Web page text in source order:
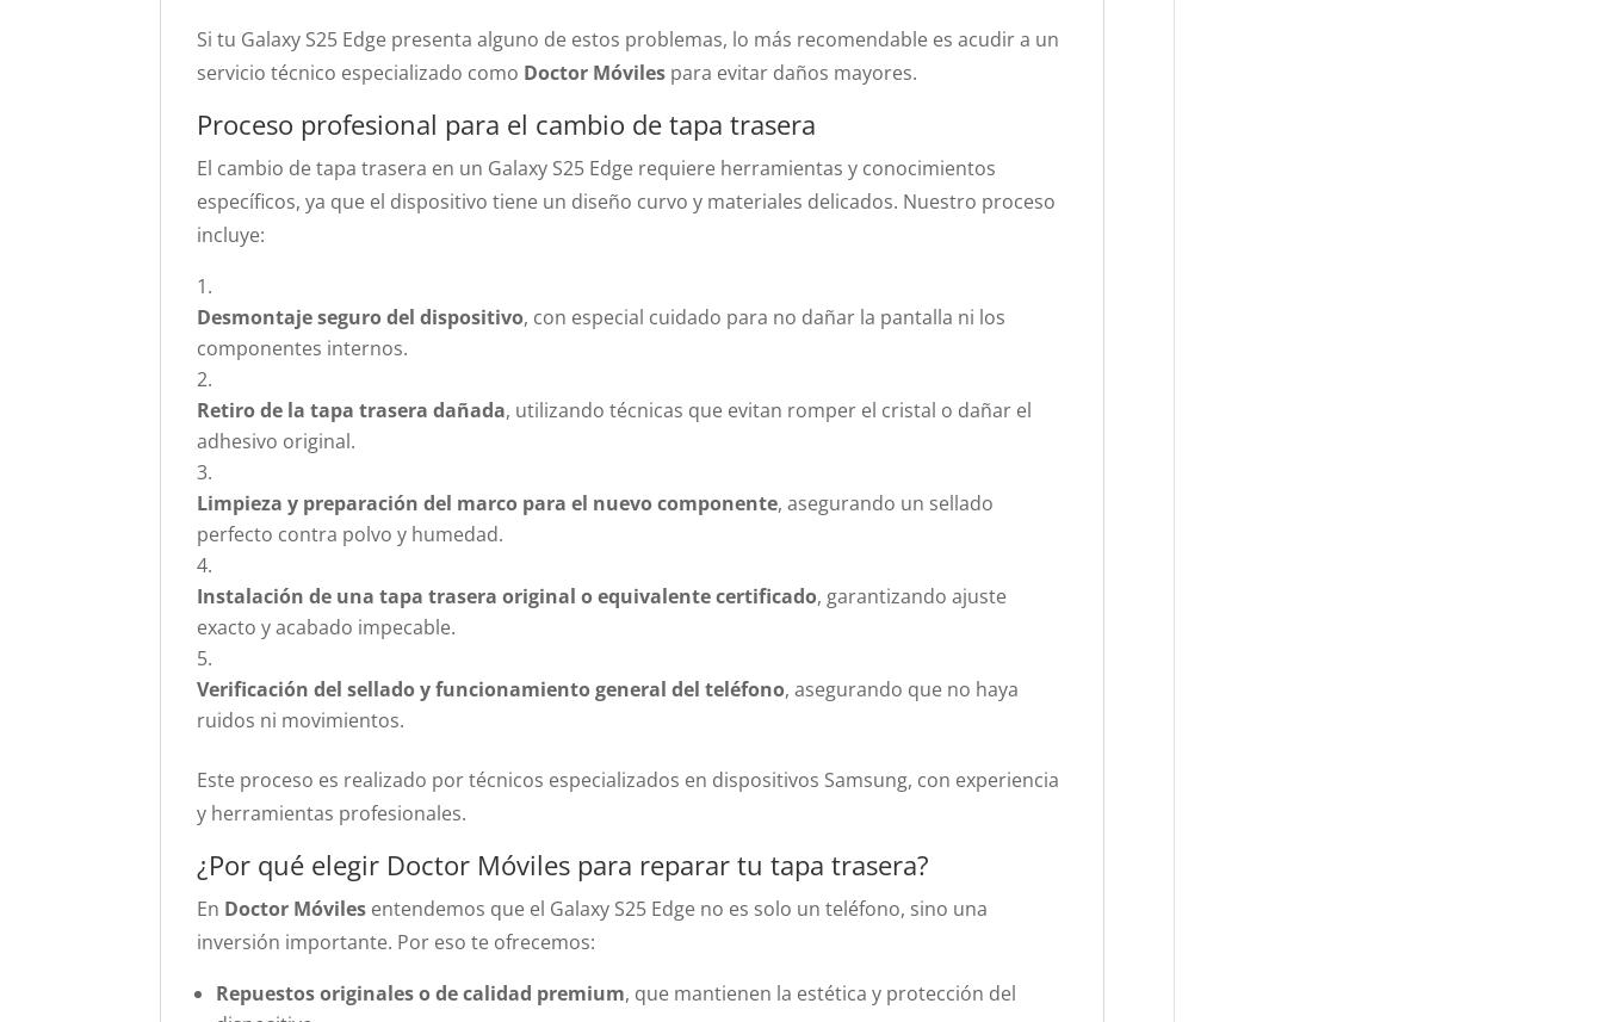
Si tu Galaxy S25 Edge presenta alguno de estos problemas, lo más recomendable es acudir a un
servicio técnico especializado como Doctor Móviles para evitar daños mayores.
Proceso profesional para el cambio de tapa trasera
El cambio de tapa trasera en un Galaxy S25 Edge requiere herramientas y conocimientos
específicos, ya que el dispositivo tiene un diseño curvo y materiales delicados. Nuestro proceso
incluye:
Desmontaje seguro del dispositivo, con especial cuidado para no dañar la pantalla ni los
componentes internos.
Retiro de la tapa trasera dañada, utilizando técnicas que evitan romper el cristal o dañar el
adhesivo original.
Limpieza y preparación del marco para el nuevo componente, asegurando un sellado
perfecto contra polvo y humedad.
Instalación de una tapa trasera original o equivalente certificado, garantizando ajuste
exacto y acabado impecable.
Verificación del sellado y funcionamiento general del teléfono, asegurando que no haya
ruidos ni movimientos.
Este proceso es realizado por técnicos especializados en dispositivos Samsung, con experiencia
y herramientas profesionales.
¿Por qué elegir Doctor Móviles para reparar tu tapa trasera?
En Doctor Móviles entendemos que el Galaxy S25 Edge no es solo un teléfono, sino una
inversión importante. Por eso te ofrecemos:
Repuestos originales o de calidad premium, que mantienen la estética y protección del